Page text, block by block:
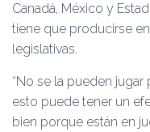
Canadá, México y
tiene que producirse
legislativas.
“No se la pueden
esto puede tener un
bien porque están en